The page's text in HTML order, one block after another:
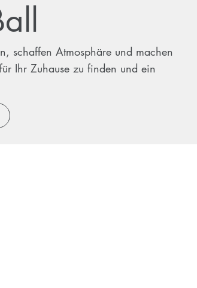
schaffen Atmosphäre und machen
Ihr Zuhause zu finden und ein